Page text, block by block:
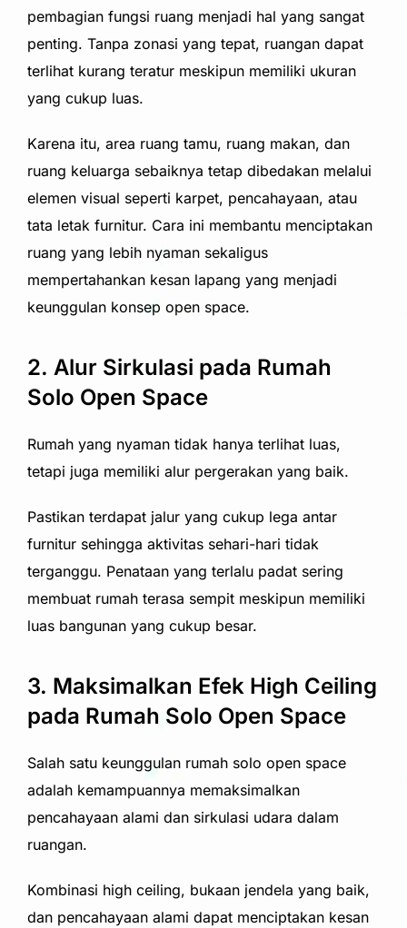
pembagian fungsi ruang menjadi hal yang sangat
penting. Tanpa zonasi yang tepat, ruangan dapat
terlihat kurang teratur meskipun memiliki ukuran
yang cukup luas.
Karena itu, area ruang tamu, ruang makan, dan
ruang keluarga sebaiknya tetap dibedakan melalui
elemen visual seperti karpet, pencahayaan, atau
tata letak furnitur. Cara ini membantu menciptakan
ruang yang lebih nyaman sekaligus
mempertahankan kesan lapang yang menjadi
keunggulan konsep open space.
2. Alur Sirkulasi pada Rumah
Solo Open Space
Rumah yang nyaman tidak hanya terlihat luas,
tetapi juga memiliki alur pergerakan yang baik.
Pastikan terdapat jalur yang cukup lega antar
furnitur sehingga aktivitas sehari-hari tidak
terganggu. Penataan yang terlalu padat sering
membuat rumah terasa sempit meskipun memiliki
luas bangunan yang cukup besar.
3. Maksimalkan Efek High Ceiling
pada Rumah Solo Open Space
Salah satu keunggulan rumah solo open space
adalah kemampuannya memaksimalkan
pencahayaan alami dan sirkulasi udara dalam
ruangan.
Kombinasi high ceiling, bukaan jendela yang baik,
dan pencahayaan alami dapat menciptakan kesan